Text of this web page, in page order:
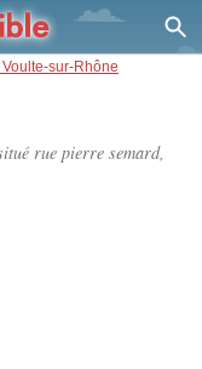
Voulte-sur-Rhône
rue pierre semard,